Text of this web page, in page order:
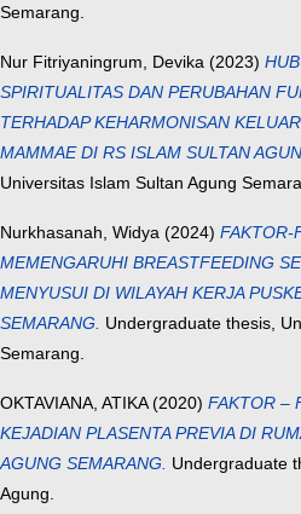
Semarang.
Nur Fitriyaningrum, Devika (2023)
SPIRITUALITAS DAN PERUBAHAN
TERHADAP KEHARMONISAN
MAMMAE DI RS ISLAM SULTAN
Universitas Islam Sultan Agung
Nurkhasanah, Widya (2024) FAKTOR-
MEMENGARUHI BREASTFEEDING
MENYUSUI DI WILAYAH KERJA
SEMARANG. Undergraduate thesis,
Semarang.
OKTAVIANA, ATIKA(2020) FAKTOR –
KEJADIAN PLASENTA PREVIA DI
AGUNG SEMARANG. Undergraduate
Agung.